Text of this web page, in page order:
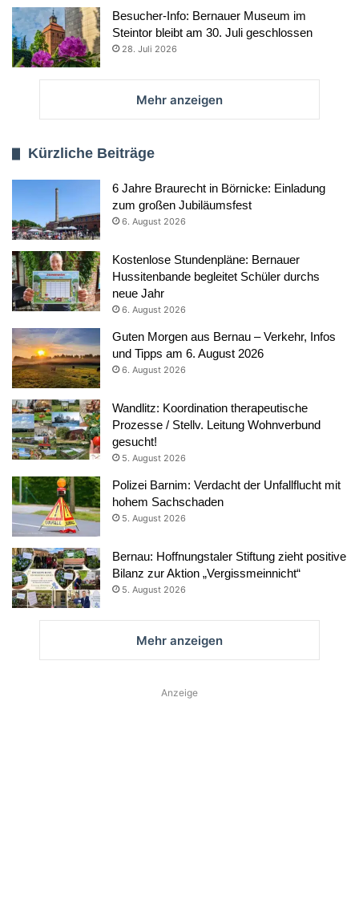
Besucher-Info: Bernauer Museum im
Steintor bleibt am 30. Juli geschlossen
28. Juli 2026
Mehr anzeigen
Kürzliche Beiträge
6 Jahre Braurecht in Börnicke: Einladung
zum großen Jubiläumsfest
6. August 2026
Kostenlose Stundenpläne: Bernauer
Hussitenbande begleitet Schüler durchs
neue Jahr
6. August 2026
Guten Morgen aus Bernau – Verkehr, Infos
und Tipps am 6. August 2026
6. August 2026
Wandlitz: Koordination therapeutische
Prozesse / Stellv. Leitung Wohnverbund
gesucht!
5. August 2026
Polizei Barnim: Verdacht der Unfallflucht mit
hohem Sachschaden
5. August 2026
Bernau: Hoffnungstaler Stiftung zieht positive
Bilanz zur Aktion „Vergissmeinnicht“
5. August 2026
Mehr anzeigen
Anzeige